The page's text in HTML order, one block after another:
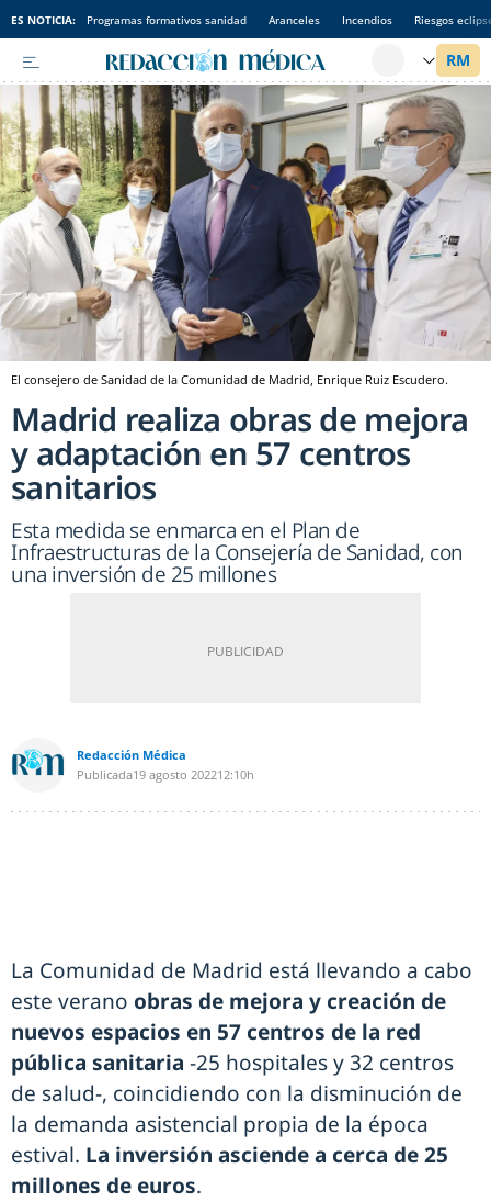
ES NOTICIA: Programas formativos sanidad Aranceles Incendios Riesgos
El consejero de Sanidad de la Comunidad de Madrid, Enrique Ruiz Escudero.
Madrid realiza obras de mejora
y adaptación en 57 centros
sanitarios
Esta medida se enmarca en el Plan de
Infraestructuras de la Consejería de Sanidad, con
una inversión de 25 millones
Redacción Médica
Publicada19 agosto 202212:10h
La Comunidad de Madrid está llevando a cabo
este verano obras de mejora y creación de
nuevos espacios en 57 centros de la red
pública sanitaria -25 hospitales y 32 centros
de salud-, coincidiendo con la disminución de
la demanda asistencial propia de la época
estival. La inversión asciende a cerca de 25
millones de euros.